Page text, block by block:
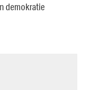
demokratie